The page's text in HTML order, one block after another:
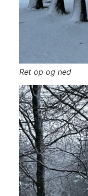
Ret op og ned